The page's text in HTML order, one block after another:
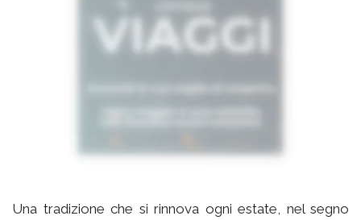
Una tradizione che si rinnova ogni estate, nel segno